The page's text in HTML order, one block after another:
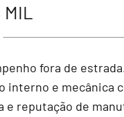
fora de
e mecânica
reputação de